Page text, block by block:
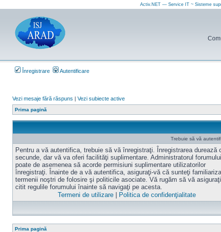
Activ.NET — Service IT ~ Sisteme
Înregistrare Autentificare
Vezi mesaje fără răspuns | Vezi subiecte active
Prima pagină
Trebuie să vă
Pentru a vă autentifica, trebuie să vă înregistraţi. Înregistrarea durează
secunde, dar vă va oferi facilităţi suplimentare. Administratorul forumului
poate de asemenea să acorde permisiuni suplimentare utilizatorilor
înregistraţi. Înainte de a vă autentifica, asiguraţi-vă că sunteţi
termenii noştri de folosire şi politicile asociate. Vă rugăm să vă
citit regulile forumului înainte să navigaţi pe acesta.
Termeni de utilizare
Politica de confidenţialitate
Prima pagină